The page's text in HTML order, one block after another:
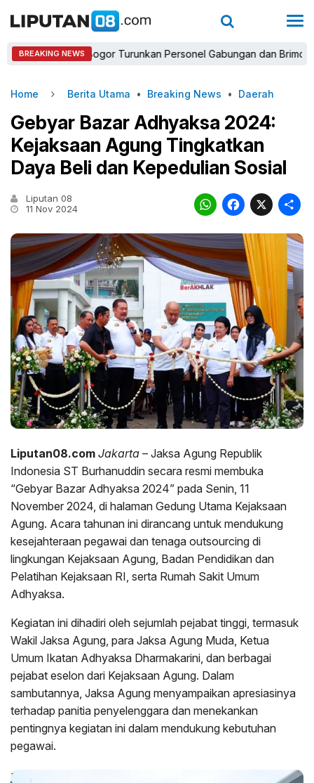
BREAKING NEWS
Bogor Turunkan Personel Gabungan dan Brimob,
Home Berita Utama • Breaking News • Daerah
Gebyar Bazar Adhyaksa 2024:
Kejaksaan Agung Tingkatkan
Daya Beli dan Kepedulian Sosial
Liputan 08
11 Nov 2024
X
Liputan08.com Jakarta – Jaksa Agung Republik
Indonesia ST Burhanuddin secara resmi membuka
“Gebyar Bazar Adhyaksa 2024” pada Senin, 11
November 2024, di halaman Gedung Utama Kejaksaan
Agung. Acara tahunan ini dirancang untuk mendukung
kesejahteraan pegawai dan tenaga outsourcing di
lingkungan Kejaksaan Agung, Badan Pendidikan dan
Pelatihan Kejaksaan RI, serta Rumah Sakit Umum
Adhyaksa.
Kegiatan ini dihadiri oleh sejumlah pejabat tinggi, termasuk
Wakil Jaksa Agung, para Jaksa Agung Muda, Ketua
Umum Ikatan Adhyaksa Dharmakarini, dan berbagai
pejabat eselon dari Kejaksaan Agung. Dalam
sambutannya, Jaksa Agung menyampaikan apresiasinya
terhadap panitia penyelenggara dan menekankan
pentingnya kegiatan ini dalam mendukung kebutuhan
pegawai.